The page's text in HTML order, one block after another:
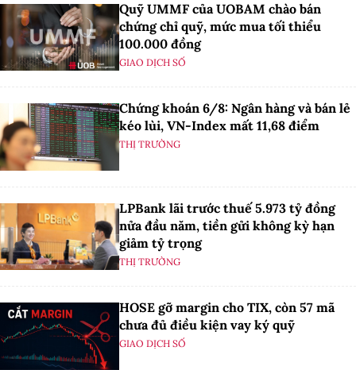
Quỹ UMMF của UOBAM chào bán
chứng chỉ quỹ, mức mua tối thiểu
100.000 đồng
GIAO DỊCH SỐ
Chứng khoán 6/8: Ngân hàng và bán lẻ
kéo lùi, VN-Index mất 11,68 điểm
THỊ TRƯỜNG
LPBank lãi trước thuế 5.973 tỷ đồng
nửa đầu năm, tiền gửi không kỳ hạn
giảm tỷ trọng
THỊ TRƯỜNG
HOSE gỡ margin cho TIX, còn 57 mã
chưa đủ điều kiện vay ký quỹ
GIAO DỊCH SỐ